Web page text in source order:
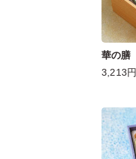
華の膳
3,213円